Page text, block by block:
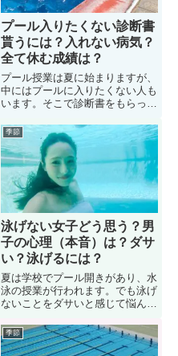
プール入りたくない診断書
貰うには？入れない病気？
全て休む成績は？
プール授業は夏に始まりますが、
中にはプールに入りたくない人も
います。そこで診断書をもらって
す。ここではプールに入りたくな
い人が「診断書をもらう方法、プ
ールに入れない病気」について紹
介しています。また「水泳の授業
を全て休む方法、休んだ際の成績
への影響」について解説します。
季節
泳げない女子どう思う？男
子の心理（本音）は？ダサ
い？泳げるには？
夏は学校でプール開きがあり、水
泳の授業が行われます。でも泳げ
ないことをダサいと感じて悩んで
げるようになりたいもの。では、
泳げない女子を男子や女子はどう
季節